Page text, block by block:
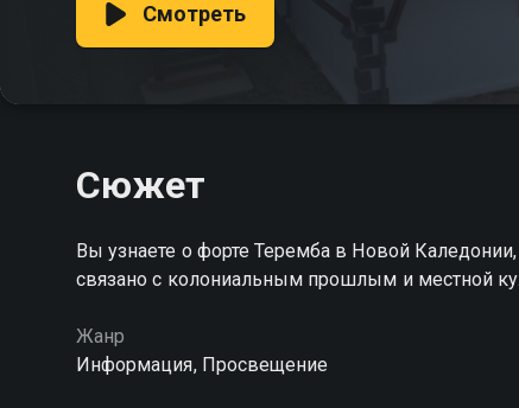
Смотреть
Сюжет
Вы узнаете о форте Теремба в Новой
связано с колониальным прошлым и местной
Жанр
Информация, Просвещение